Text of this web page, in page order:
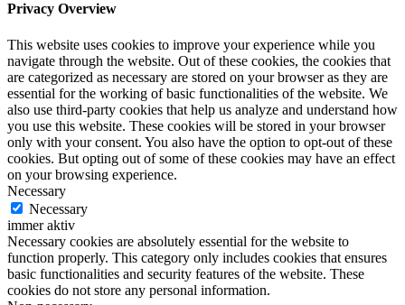
Privacy Overview
This website uses cookies to improve your experience while you
navigate through the website. Out of these cookies, the cookies that
are categorized as necessary are stored on your browser as they are
essential for the working of basic functionalities of the website. We
also use third-party cookies that help us analyze and understand how
you use this website. These cookies will be stored in your browser
only with your consent. You also have the option to opt-out of these
cookies. But opting out of some of these cookies may have an effect
on your browsing experience.
Necessary
Necessary
immer aktiv
Necessary cookies are absolutely essential for the website to
function properly. This category only includes cookies that ensures
basic functionalities and security features of the website. These
cookies do not store any personal information.